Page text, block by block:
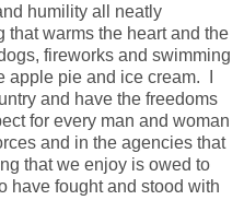
humility all neatly
that warms the heart and the
fireworks and swimming
pie and ice cream. I
and have the freedoms
for every man and woman
and in the agencies that
that we enjoy is owed to
have fought and stood with